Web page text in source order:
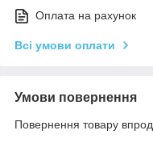
Оплата на рахунок
Всі умови оплати
Умови повернення
Повернення товару